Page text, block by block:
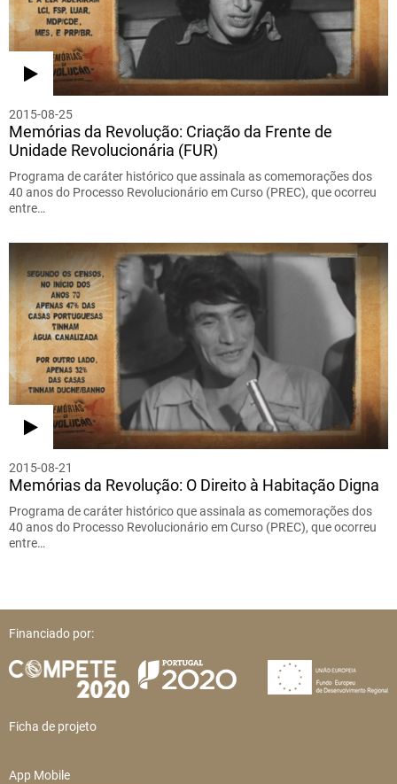
2015-08-25
Memórias da Revolução: Criação da Frente de
Unidade Revolucionária (FUR)
Programa de caráter histórico que assinala as comemorações dos
40 anos do Processo Revolucionário em Curso (PREC), que ocorreu
entre…
2015-08-21
Memórias da Revolução: O Direito à Habitação Digna
Programa de caráter histórico que assinala as comemorações dos
40 anos do Processo Revolucionário em Curso (PREC), que ocorreu
entre…
Financiado por:
Ficha de projeto
App Mobile